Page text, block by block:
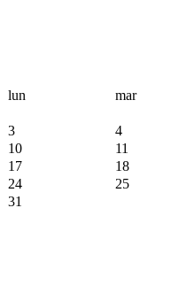
lun
mar
3 4
10
11
17
18
24
25
31